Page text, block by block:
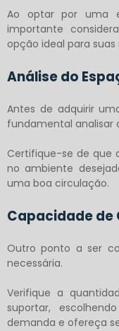
Ao optar por uma
importante
opção ideal para suas
Análise do
Antes de adquirir
fundamental analisar
Certifique-se de que
no ambiente
uma boa circulação.
Capacidade de
Outro ponto a ser
necessária.
Verifique a
suportar,
demanda e ofereça